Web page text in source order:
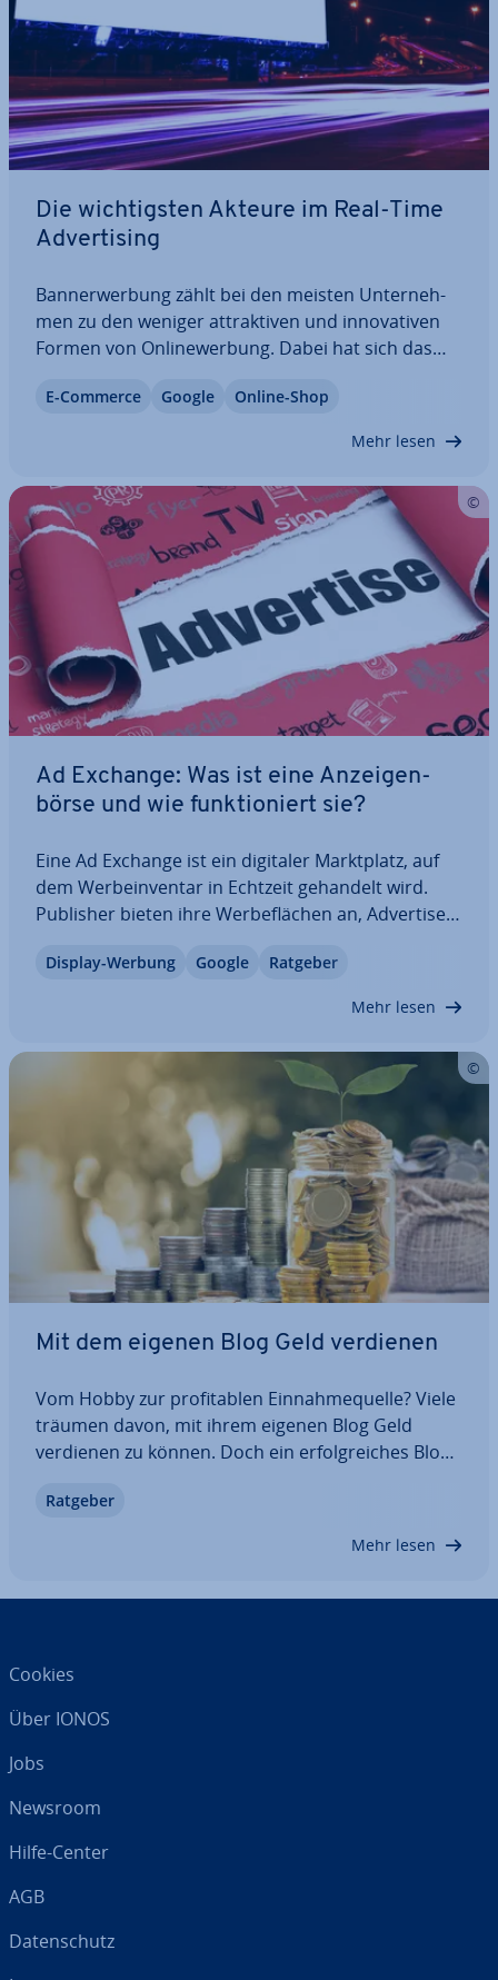
Die wich­tigs­ten Akteure im Real-Time
Ad­ver­ti­sing
Ban­ner­wer­bung zählt bei den meisten Un­ter­neh­
men zu den weniger at­trak­ti­ven und in­no­va­ti­ven
Formen von On­line­wer­bung. Dabei hat sich das
wei­ter­ent­wi­ckelt. Dank Real-Time Ad­ver­ti­sing und
E-Commerce Google Online-Shop
Mehr lesen
Ad Exchange: Was ist eine An­zei­gen­
bör­se und wie funk­tio­niert sie?
Eine Ad Exchange ist ein digitaler Markt­platz, auf
dem Wer­be­in­ven­tar in Echtzeit gehandelt wird.
Publisher bieten ihre Wer­be­flä­chen an, Ad­ver­ti­ser
Ad Exchanges sind das Herzstück des Pro­gram­ma­
Display-Werbung Google Ratgeber
Mehr lesen
Mit dem eigenen Blog Geld verdienen
Vom Hobby zur pro­fi­ta­blen Ein­nah­me­quel­le? Viele
träumen davon, mit ihrem eigenen Blog Geld
verdienen zu können. Doch ein er­folg­rei­ches Blog­
Erst dann lohnen sich Mo­ne­ta­ri­sie­rungs­for­men
Ratgeber
Mehr lesen
Cookies
Über IONOS
Jobs
Newsroom
Hilfe-Center
AGB
Da­ten­schutz